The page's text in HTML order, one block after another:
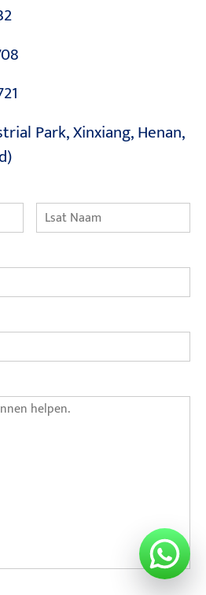
Park, Xinxiang, Henan,